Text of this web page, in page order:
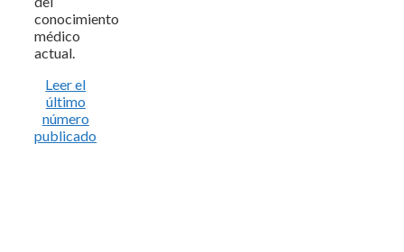
conocimiento
médico
actual.
Leer el
último
número
publicado